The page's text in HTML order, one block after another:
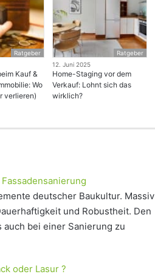
Ratgeber
Kauf &
Wo
verlieren)
Ratgeber
12. Juni 2025
Home-Staging vor dem
Verkauf: Lohnt sich das
wirklich?
deutscher Baukultur. Massiv
und Robustheit. Den
bei einer Sanierung zu
oder Lasur ?